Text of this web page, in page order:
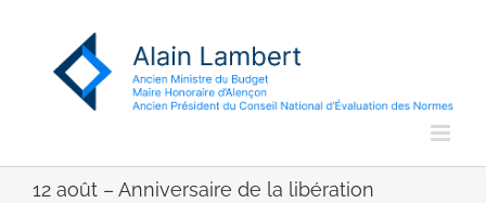
12 août – Anniversaire de la libération